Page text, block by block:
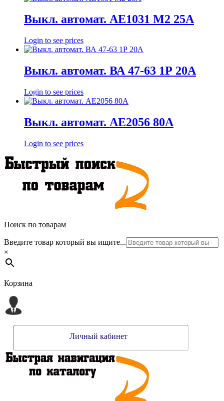
Выкл. автомат. АЕ1031 М2 25А
Login to see prices
Выкл. автомат. ВА 47-63 1Р 20А
Login to see prices
Выкл. автомат. АЕ2056 80А
Login to see prices
Поиск по товарам
Введите товар который вы ищите...
×
Корзина
Личный кабинет